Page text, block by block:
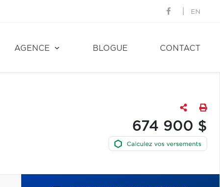
EN
AGENCE BLOGUE CONTACT
674 900 $